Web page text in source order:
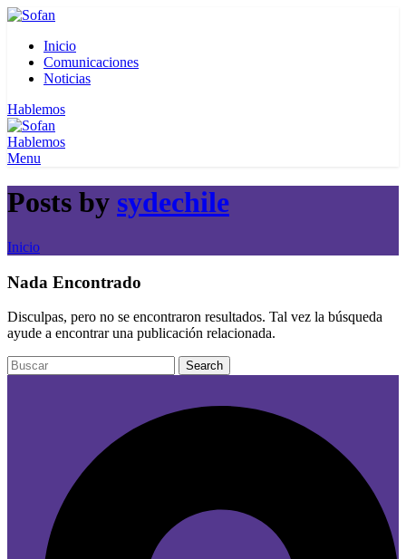
Inicio
Comunicaciones
Noticias
Hablemos
Hablemos
Menu
Posts by sydechile
Inicio
Nada Encontrado
Disculpas, pero no se encontraron resultados. Tal vez la búsqueda
ayude a encontrar una publicación relacionada.
Search